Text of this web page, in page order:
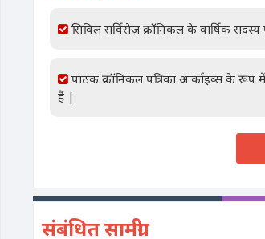
सिविल सर्विसेज़ क्रॉनिकल के वार्षिक
पाठक क्रॉनिकल पत्रिका आर्काइव्स के रूप
हैं |
संबंधित सामग्री